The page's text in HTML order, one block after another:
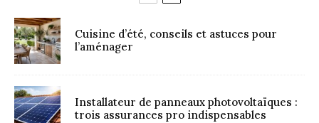
Cuisine d’été, conseils et astuces pour
l’aménager
Installateur de panneaux photovoltaïques :
trois assurances pro indispensables